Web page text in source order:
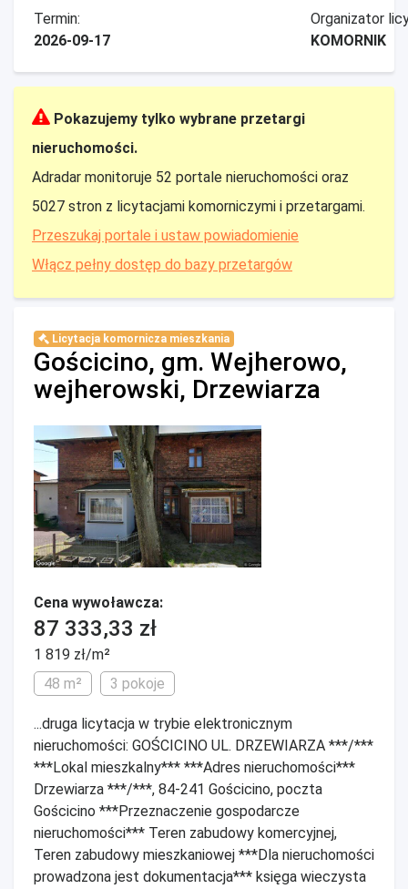
Termin:
2026-09-17
Organizator
KOMORNIK
Pokazujemy tylko wybrane przetargi
nieruchomości.
Adradar monitoruje 52 portale nieruchomości oraz
5027 stron z licytacjami komorniczymi i przetargami.
Przeszukaj portale i ustaw powiadomienie
Włącz pełny dostęp do bazy przetargów
Licytacja komornicza mieszkania
Gościcino, gm. Wejherowo,
wejherowski, Drzewiarza
Cena wywoławcza:
87 333,33 zł
1 819 zł/m²
48 m²
3 pokoje
...druga licytacja w trybie elektronicznym
nieruchomości: GOŚCICINO UL. DRZEWIARZA ***/***
***Lokal mieszkalny*** ***Adres nieruchomości***
Drzewiarza ***/***, 84-241 Gościcino, poczta
Gościcino ***Przeznaczenie gospodarcze
nieruchomości*** Teren zabudowy komercyjnej,
Teren zabudowy mieszkaniowej ***Dla nieruchomości
prowadzona jest dokumentacja*** księga wieczysta